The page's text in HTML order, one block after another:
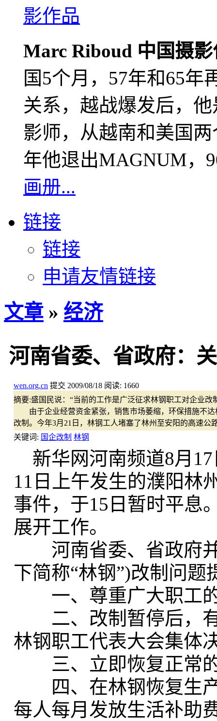
Marc Riboud 中国摄
国5个月，57年和65年
关系，越战爆发后，
影师，从越南和美国
年他退出MAGNUM，
画册...
链接
链接
申请友情链接
文章 » 经济
河南省委、省政府：
wen.org.cn 提交 2009/08/18 阅读: 1660
摘要:盛国民说：“当前的工作是广泛征求林钢职工对企业
由于企业经营资金紧张，销售市场萎缩，环保措施不达
改制。今年3月21日，林钢工人堵塞了林州至安阳的高速公
关键词: 国企改制 林钢
新华网河南频道8月
11日上午发生的濮阳林
事件，于15日暂时平息
展开工作。
河南省委、省政府并
下简称“林钢”)改制问题
一、尊重广大职工的
二、改制暂停后，有
林钢职工代表大会集体
三、立即恢复正常的
四、在林钢恢复生产
每人每月发放生活补助